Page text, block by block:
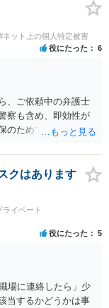
ネット上の個人特定被害
役にたった 6
、ご依頼中の弁護士
察も含め、即効性が
のためできることは
クはあります
ライベート
役にたった 5
場に連絡したら」少
当するかどうかは事